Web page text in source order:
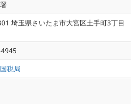
埼玉県さいたま市大宮区土手町3丁目
税局